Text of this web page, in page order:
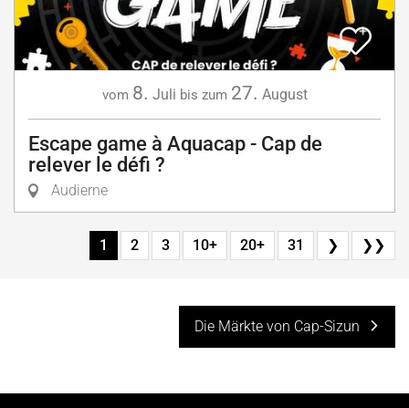
vom 8. Juli bis zum 27. August
Escape game à Aquacap - Cap de
relever le défi ?
Audierne
1 2 3 10+ 20+ 31 ❯ ❯❯
Die Märkte von Cap-Sizun